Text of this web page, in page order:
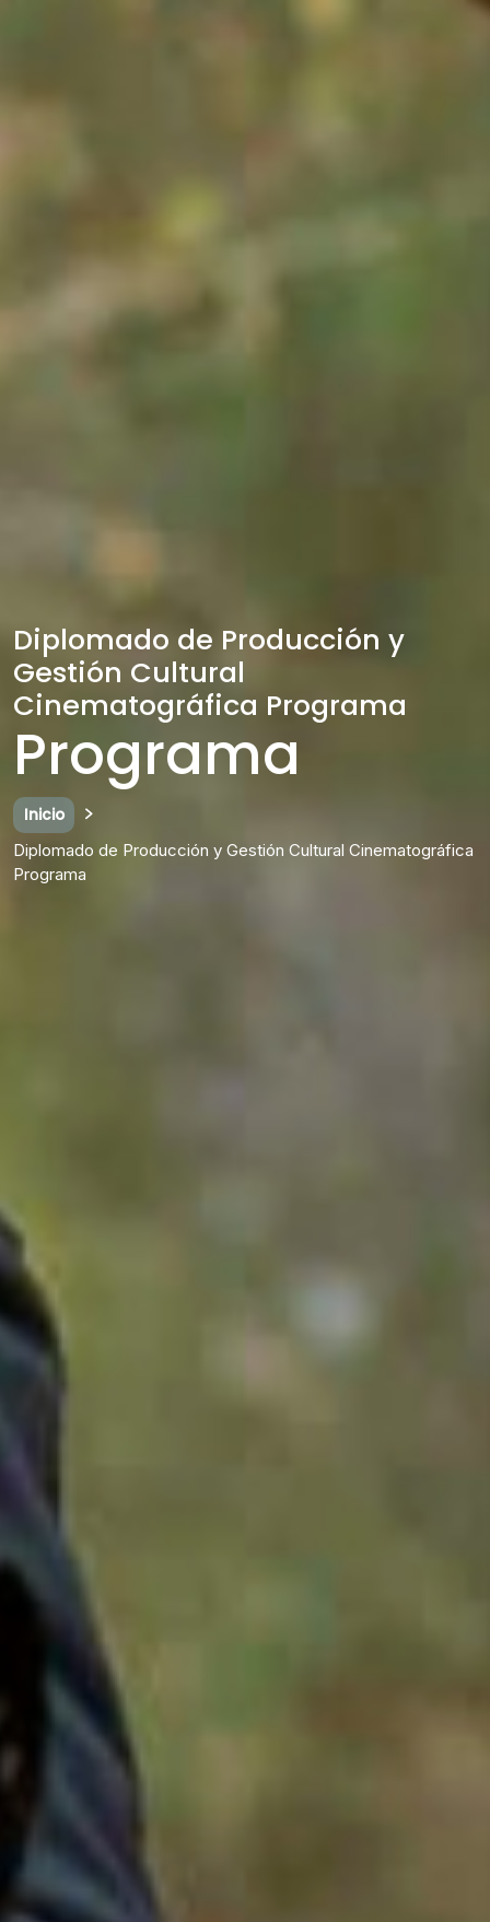
Diplomado de Producción y
Gestión Cultural
Cinematográfica Programa
Programa
Inicio
Diplomado de Producción y Gestión Cultural Cinematográfica
Programa